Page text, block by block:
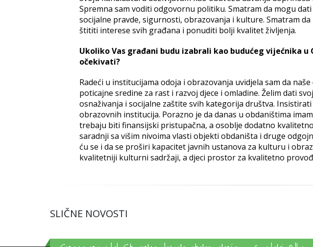
Spremna sam voditi odgovornu politiku. Smatram da mogu
socijalne pravde, sigurnosti, obrazovanja i kulture. Smatram
štititi interese svih građana i ponuditi bolji kvalitet življenja.
Ukoliko Vas građani budu izabrali kao budućeg vijećnika u
očekivati?
Radeći u institucijama odoja i obrazovanja uvidjela sam da
poticajne sredine za rast i razvoj djece i omladine. Želim dati
osnaživanja i socijalne zaštite svih kategorija društva.
obrazovnih institucija. Porazno je da danas u obdaništima
trebaju biti finansijski pristupačna, a osoblje dodatno
saradnji sa višim nivoima vlasti objekti obdaništa i druge
ću se i da se proširi kapacitet javnih ustanova za kulturu i
kvalitetniji kulturni sadržaji, a djeci prostor za kvalitetno
SLIČNE NOVOSTI